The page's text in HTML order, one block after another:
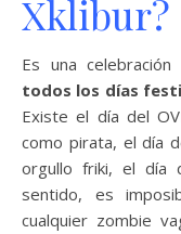
Xklibur?
Es una
todos los días
Existe el día del
como pirata, el día
orgullo friki, el día
sentido, es
cualquier zombie